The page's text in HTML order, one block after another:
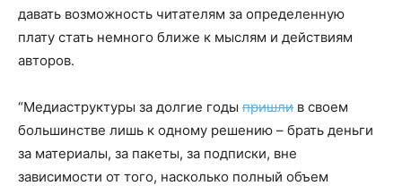
давать возможность читателям за определенную
плату стать немного ближе к мыслям и действиям
авторов.
“Медиаструктуры за долгие годы пришли в своем
большинстве лишь к одному решению – брать деньги
за материалы, за пакеты, за подписки, вне
зависимости от того, насколько полный объем